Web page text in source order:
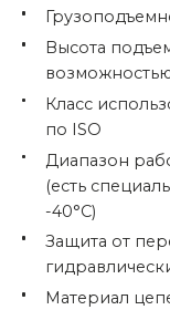
Высота
Класс
по ISO
Диапазон
(есть
-40°C)
Защита от
Материал